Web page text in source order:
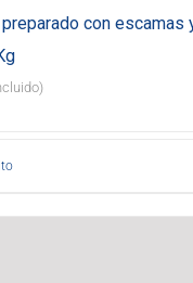
con escamas